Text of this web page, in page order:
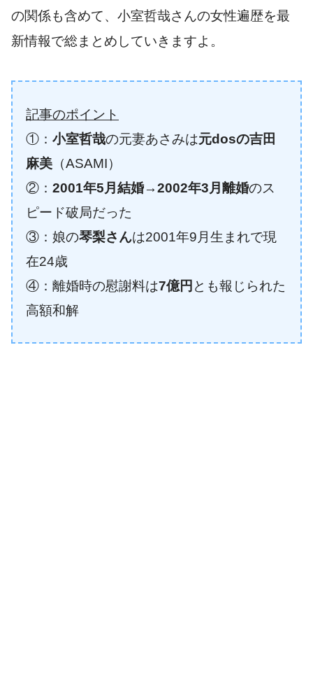
の関係も含めて、小室哲哉さんの女性遍歴を最
新情報で総まとめしていきますよ。
記事のポイント
①： 小室哲哉の元妻あさみは元dosの吉田
麻美 （ASAMI）
②： 2001年5月結婚→2002年3月離婚のス
ピード破局だった
③：娘の琴梨さんは2001年9月生まれで現
在24歳
④：離婚時の慰謝料は7億円 とも報じられた
高額和解